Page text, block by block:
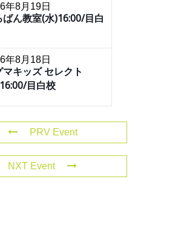
年8月19日
ばん教室(水)16:00/目白
年8月18日
マキッズ セレクト
目白校
PRV Event
NXT Event